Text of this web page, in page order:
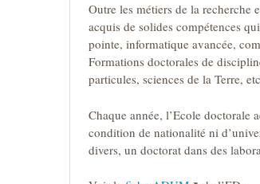
Outre les métiers de la recherche
acquis de solides compétences
pointe, informatique avancée,
Formations doctorales de
particules, sciences de la Terre,
Chaque année, l’Ecole doctorale
condition de nationalité ni
divers, un doctorat dans des